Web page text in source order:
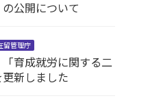
公開について
留管理庁
育成就労に関する二
新しました